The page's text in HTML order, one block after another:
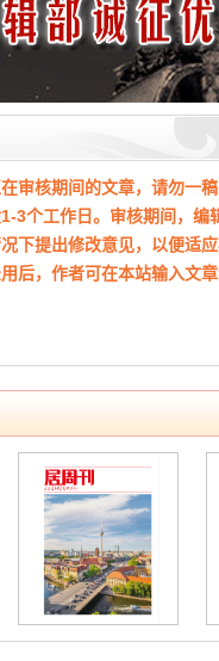
构安装 > 金属结构安装
程 吊装施工 预装配
新管理模式初探
亚芯电子科技（上海）有限公
迅猛发展促进了建筑技术管理水
代发展的潮流，国家的城建管理
创新管理，通过有效的管控方式
时，建立合规、质量最佳的高层
资源紧张的现实问题。基于此，
工程管理创新模式中存在的主要
模式的相关要求和应用必要性
了提高工程创新管理水平的策略
的帮助。
】 > 建筑科学 > 建筑施工 > 施工
创新管理 主要问题 策略研究
审核期间的文章，请勿一
3个工作日。审核期间，编
下提出修改意见，以便适应
后，作者可在本站输入文
为正规刊物，如有侵权，
同采编平台，本站成立于
术交流、版权代理、期刊信
官网！
关系的杂志期刊整理信息、
致力于方便广大作者期刊
答疑等。